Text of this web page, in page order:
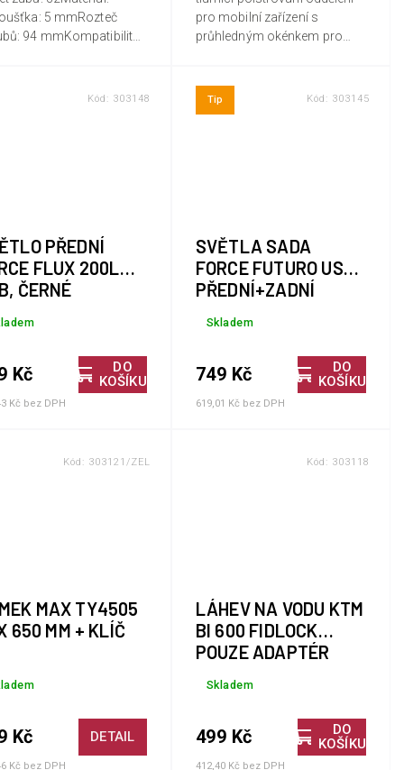
5 mmRozteč
94 mmKompatibilita:
Sram X01, X1, GX, NXX-
pro mobilní zařízení s
průhledným okénkem pro
pevnost v tahu zesílené dno
upevnění suchým...
PŘEDNÍ
FLUX 200LM
ČERNÉ
DO
KOŠÍKU
Kč bez DPH
Kč
Kód: 303148 Tip
SVĚTLA SADA
FORCE FUTURO USB
PŘEDNÍ+ZADNÍ
Skladem
DO
KOŠÍKU
619,01 Kč bez DPH
749 Kč
Kód: 303145
MAX TY4505
650 MM + KLÍČ
DETAIL
Kč bez DPH
Kč
Kód: 303121/ZEL
LÁHEV NA VODU KTM
BI 600 FIDLOCK
POUZE ADAPTÉR
Skladem
DO
KOŠÍKU
412,40 Kč bez DPH
499 Kč
Kód: 303118